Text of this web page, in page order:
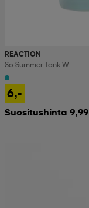
REACTION
So Summer Tank W
6,-
Suositushinta 9,99